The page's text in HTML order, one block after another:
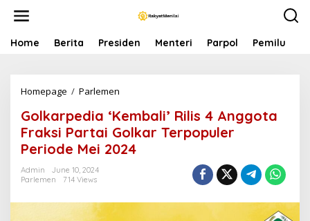
Home Berita Presiden Menteri Parpol Pemilu
Homepage / Parlemen
l
k
a
r
i
Golkarpedia ‘Kembali’ Rilis 4 Anggota
Fraksi Partai Golkar Terpopuler
Periode Mei 2024
Admin
June 10, 2024
Parlemen
714 Views